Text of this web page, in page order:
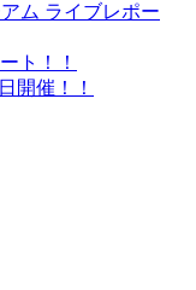
ム ライブレポー
ト！！
開催！！